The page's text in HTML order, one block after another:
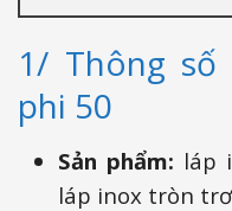
1/ Thông
phi 50
Sản phẩm: láp
láp inox tròn